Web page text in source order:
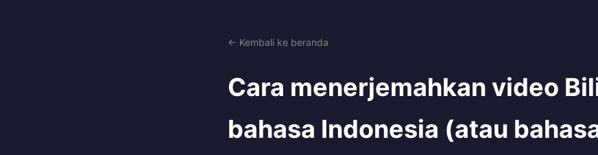
← Kembali ke beranda
Cara menerjemahkan video
bahasa Indonesia (atau